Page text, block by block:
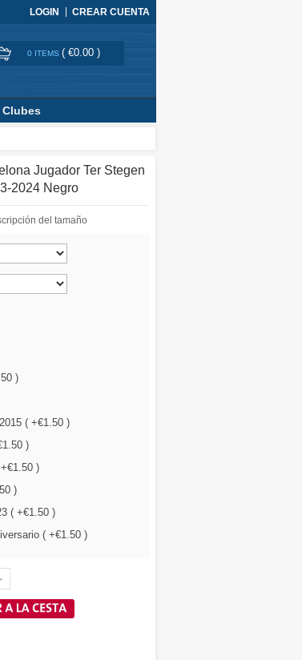
LOGIN CREAR CUENTA
0 ITEMS ( €0.00 )
Jugador Ter Stegen
2024 Negro
del tamaño
)
( +€1.50 )
)
)
)
( +€1.50 )
( +€1.50 )